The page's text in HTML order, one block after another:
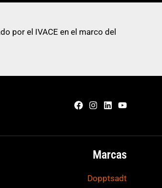
por el IVACE en el marco del
Marcas
Dopptsadt